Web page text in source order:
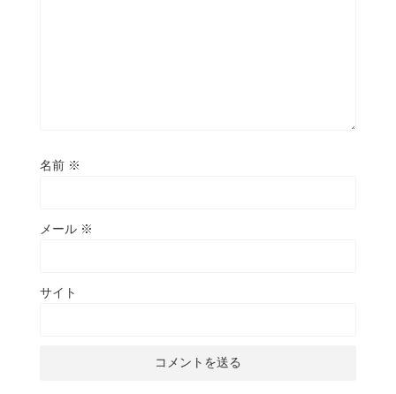
名前 ※
メール ※
サイト